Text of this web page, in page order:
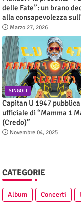
delle Fate”: un brano
alla consapevolezza
Marzo 27, 2026
SINGOLI
Capitan U 1947
ufficiale di “Mamma 1
(Credo)”
Novembre 04, 2025
CATEGORIE
Album Concerti